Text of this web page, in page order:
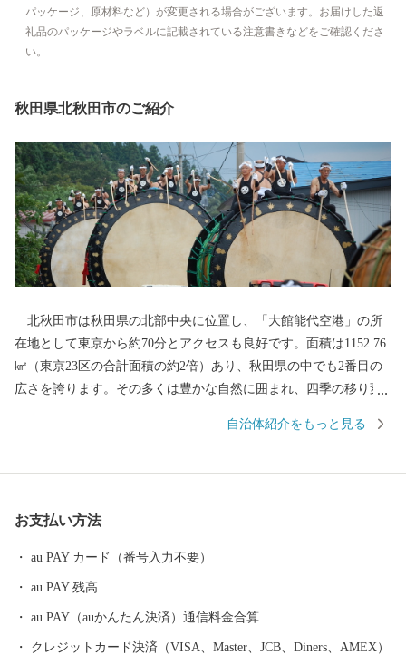
パッケージ、原材料など）が変更される場合がございます。お届けした返
礼品のパッケージやラベルに記載されている注意書きなどをご確認くださ
い。
秋田県北秋田市のご紹介
北秋田市は秋田県の北部中央に位置し、「大館能代空港」の所
在地として東京から約70分とアクセスも良好です。面積は1152.76
㎢（東京23区の合計面積の約2倍）あり、秋田県の中でも2番目の
広さを誇ります。その多くは豊かな自然に囲まれ、四季の移り変
数えられる『森吉山』では、多種多様な高山植物はもちろん、冬
ギ発祥の地として、その文化を色濃く伝えています。 北秋田市
内を走る「秋田内陸縦貫鉄道」は、鷹巣～角館と、秋田県内陸部
雄大な山々が広がり、日本の原風景を感じることができます。沿
線にある前田南駅は、大ヒットアニメ映画の劇中に登場した駅の
モデルということで話題にもなりました。 その他、世界一の綴
自治体紹介をもっと見る
お支払い方法
au PAY カード（番号入力不要）
au PAY 残高
au PAY（auかんたん決済）通信料金合算
クレジットカード決済（VISA、Master、JCB、Diners、AMEX）